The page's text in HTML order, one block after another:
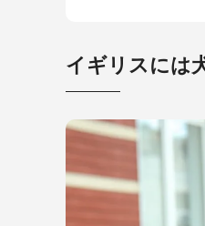
イギリスには